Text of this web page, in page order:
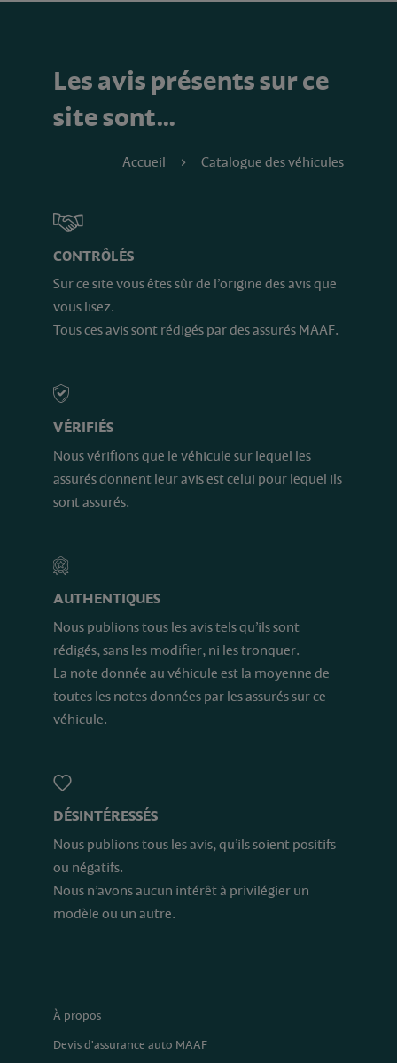
Les avis présents sur ce
site sont…
Accueil Catalogue des véhicules
CONTRÔLÉS
Sur ce site vous êtes sûr de l’origine des avis que
vous lisez.
Tous ces avis sont rédigés par des assurés MAAF.
VÉRIFIÉS
Nous vérifions que le véhicule sur lequel les
assurés donnent leur avis est celui pour lequel ils
sont assurés.
AUTHENTIQUES
Nous publions tous les avis tels qu’ils sont
rédigés, sans les modifier, ni les tronquer.
La note donnée au véhicule est la moyenne de
toutes les notes données par les assurés sur ce
véhicule.
DÉSINTÉRESSÉS
Nous publions tous les avis, qu’ils soient positifs
ou négatifs.
Nous n’avons aucun intérêt à privilégier un
modèle ou un autre.
À propos
Devis d'assurance auto MAAF